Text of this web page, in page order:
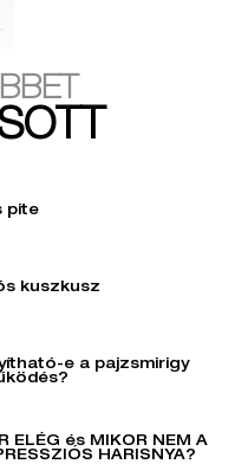
pite
kuszkusz
e a pajzsmirigy
ELÉG és MIKOR NEM A
HARISNYA?